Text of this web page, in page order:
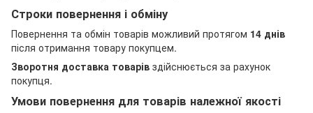
Строки повернення і обміну
Повернення та обмін товарів можливий протягом 14 днів
після отримання товару покупцем.
Зворотня доставка товарів здійснюється за рахунок
покупця.
Умови повернення для товарів належної якості